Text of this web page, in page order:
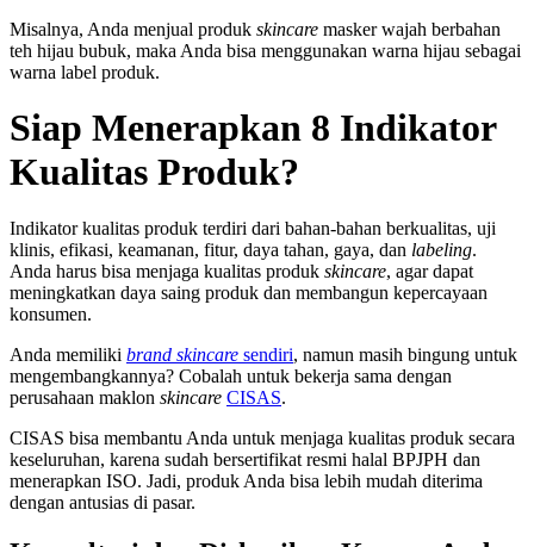
Misalnya, Anda menjual produk skincare masker wajah berbahan
teh hijau bubuk, maka Anda bisa menggunakan warna hijau sebagai
warna label produk.
Siap Menerapkan 8 Indikator
Kualitas Produk?
Indikator kualitas produk terdiri dari bahan-bahan berkualitas, uji
klinis, efikasi, keamanan, fitur, daya tahan, gaya, dan labeling.
Anda harus bisa menjaga kualitas produk skincare, agar dapat
meningkatkan daya saing produk dan membangun kepercayaan
konsumen.
Anda memiliki brand skincare sendiri, namun masih bingung untuk
mengembangkannya? Cobalah untuk bekerja sama dengan
perusahaan maklon skincare CISAS.
CISAS bisa membantu Anda untuk menjaga kualitas produk secara
keseluruhan, karena sudah bersertifikat resmi halal BPJPH dan
menerapkan ISO. Jadi, produk Anda bisa lebih mudah diterima
dengan antusias di pasar.